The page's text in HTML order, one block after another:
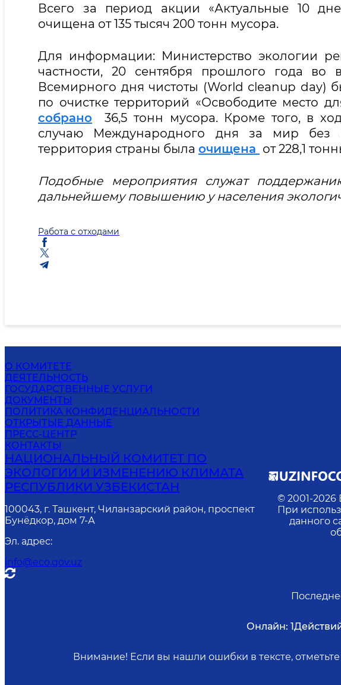
Всего за период акции «Актуальные 10
очищена от 135 тысяч 200 тонн мусора.
Для информации: Министерство экологии
частности, 20 сентября прошлого года во
Всемирного дня чистоты (World cleanup day)
по очистке территорий «Освободите место
собрано 36,5 тонн мусора. Кроме того, в
случаю Международного дня за мир без
территория страны была очищена от 228,1
Подобные мероприятия служат
дальнейшему повышению у населения
Работа с отходами
О КОМИТЕТЕ
ДЕЯТЕЛЬНОСТЬ
ГОСУДАРСТВЕННЫЕ УСЛУГИ
ДОКУМЕНТЫ
ПОЛИТИКА КОНФИДЕНЦИАЛЬНОСТИ
ОТКРЫТЫЕ ДАННЫЕ
ПРЕСС-ЦЕНТР
КОНТАКТЫ
НАЦИОНАЛЬНЫЙ КОМИТЕТ ПО
ЭКОЛОГИИ И ИЗМЕНЕНИЮ КЛИМАТА
РЕСПУБЛИКИ УЗБЕКИСТАН
100043, г. Ташкент, Чиланзарский район, проспект
Бунёдкор, дом 7-А
Эл. адрес:
info@eco.gov.uz
© 2001-2026
При
данного
Онлайн: 1
Внимание! Если вы нашли ошибки в тексте,